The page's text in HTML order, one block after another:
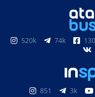
520k 74k
851 3k